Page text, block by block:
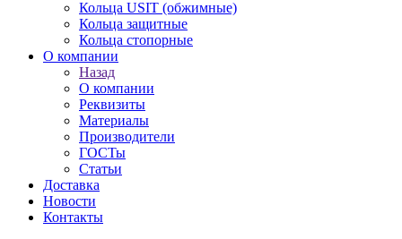
Кольца USIT (обжимные)
Кольца защитные
Кольца стопорные
О компании
Назад
О компании
Реквизиты
Материалы
Производители
ГОСТы
Статьи
Доставка
Новости
Контакты